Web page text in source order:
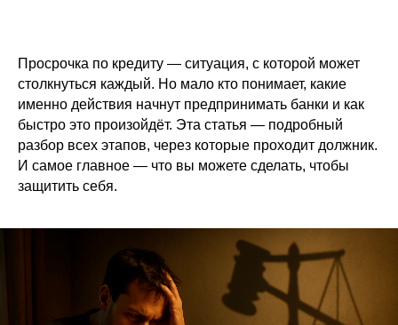
Просрочка по кредиту — ситуация, с которой может
столкнуться каждый. Но мало кто понимает, какие
именно действия начнут предпринимать банки и как
быстро это произойдёт. Эта статья — подробный
разбор всех этапов, через которые проходит должник.
И самое главное — что вы можете сделать, чтобы
защитить себя.